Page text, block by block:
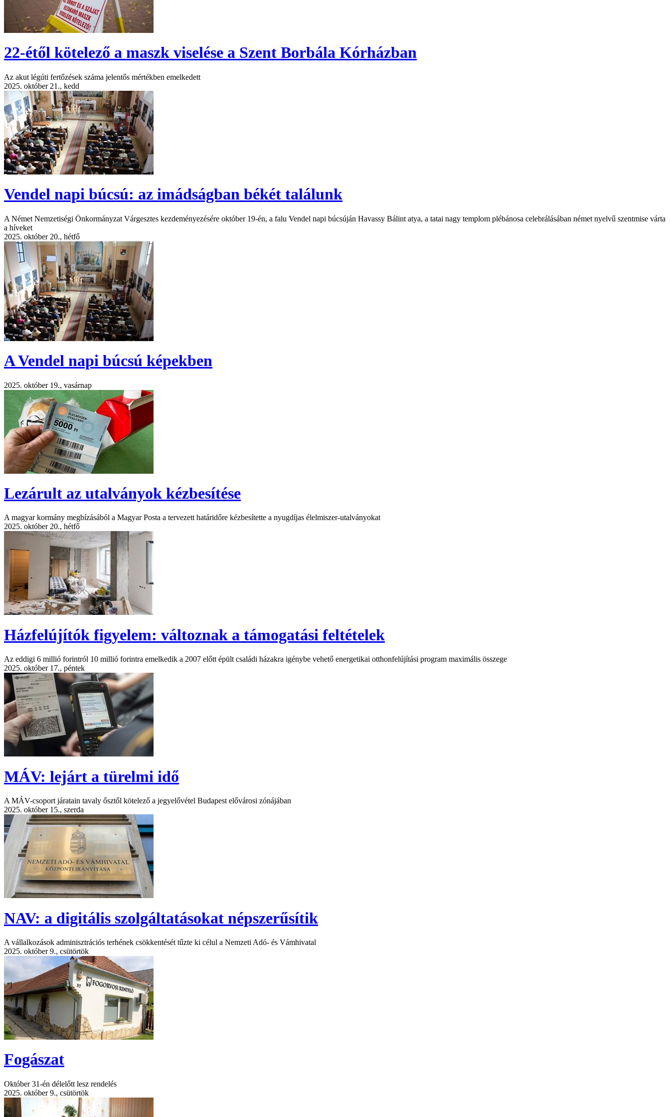
22-étől kötelező a maszk viselése a Szent Borbála Kórházban
Az akut légúti fertőzések száma jelentős mértékben emelkedett
2025. október 21., kedd
Vendel napi búcsú: az imádságban békét találunk
A Német Nemzetiségi Önkormányzat Várgesztes kezdeményezésére október 19-én, a falu Vendel napi búcsúján Havassy Bálint atya, a tatai nagy templom plébánosa celebrálásában német nyelvű szentmise várta
a híveket
2025. október 20., hétfő
A Vendel napi búcsú képekben
2025. október 19., vasárnap
Lezárult az utalványok kézbesítése
A magyar kormány megbízásából a Magyar Posta a tervezett határidőre kézbesítette a nyugdíjas élelmiszer-utalványokat
2025. október 20., hétfő
Házfelújítók figyelem: változnak a támogatási feltételek
Az eddigi 6 millió forintról 10 millió forintra emelkedik a 2007 előtt épült családi házakra igénybe vehető energetikai otthonfelújítási program maximális összege
2025. október 17., péntek
MÁV: lejárt a türelmi idő
A MÁV-csoport járatain tavaly ősztől kötelező a jegyelővétel Budapest elővárosi zónájában
2025. október 15., szerda
NAV: a digitális szolgáltatásokat népszerűsítik
A vállalkozások adminisztrációs terhének csökkentését tűzte ki célul a Nemzeti Adó- és Vámhivatal
2025. október 9., csütörtök
Fogászat
Október 31-én délelőtt lesz rendelés
2025. október 9., csütörtök